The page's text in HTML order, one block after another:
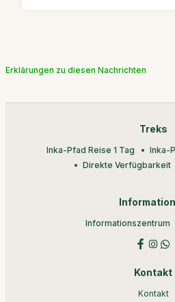
Erklärungen zu diesen Nachrichten
Treks
Inka-Pfad Reise 1 Tag
Inka-
Direkte Verfügbarkeit
Informationszentrum
Kontakt
Kontakt